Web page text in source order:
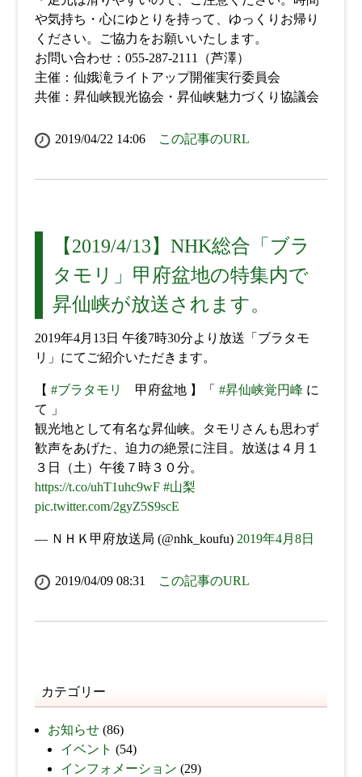
や気持ち・心にゆとりを持って、ゆっくりお帰り
ください。ご協力をお願いいたします。
お問い合わせ：055-287-2111（芦澤）
主催：仙娥滝ライトアップ開催実行委員会
共催：昇仙峡観光協会・昇仙峡魅力づくり協議会
2019/04/22 14:06 この記事のURL
【2019/4/13】NHK総合「ブラ
タモリ」甲府盆地の特集内で
昇仙峡が放送されます。
2019年4月13日 午後7時30分より放送「ブラタモ
リ」にてご紹介いただきます。
【 #ブラタモリ 甲府盆地 】「 #昇仙峡覚円峰 に
て 」
観光地として有名な昇仙峡。タモリさんも思わず
歓声をあげた、迫力の絶景に注目。放送は４月１
３日（土）午後７時３０分。
https://t.co/uhT1uhc9wF #山梨
pic.twitter.com/2gyZ5S9scE
— ＮＨＫ甲府放送局 (@nhk_koufu) 2019年4月8日
2019/04/09 08:31 この記事のURL
カテゴリー
お知らせ(86)
イベント (54)
インフォメーション (29)